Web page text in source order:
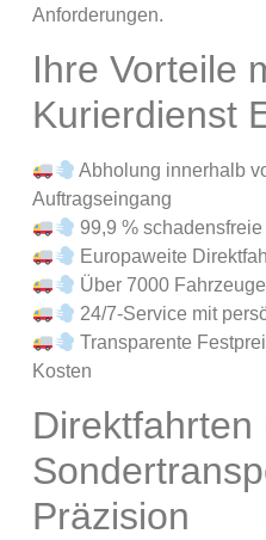
Anforderungen.
Ihre Vorteile
Kurierdienst
Abholung innerhalb
Auftragseingang
99,9 %
Europaweite
Über 7000
24/7-Service mit
Transparente
Kosten
Direktfahrten
Präzision